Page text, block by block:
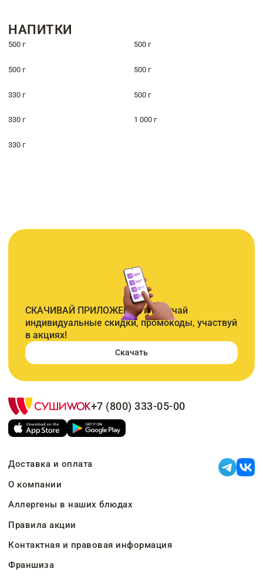
НАПИТКИ
500 г 500 г
500 г 500 г
330 г 500 г
330 г 1 000 г
330 г
СКАЧИВАЙ ПРИЛОЖЕНИЕ и получай
индивидуальные скидки, промокоды, участвуй
в акциях!
Скачать
+7 (800) 333-05-00
Доставка и оплата
О компании
Аллергены в наших блюдах
Правила акции
Контактная и правовая информация
Франшиза